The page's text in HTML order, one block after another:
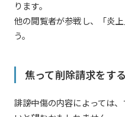
ります。
他の閲覧者が参戦し、「炎
う。
焦って削除請求をする
誹謗中傷の内容によっては